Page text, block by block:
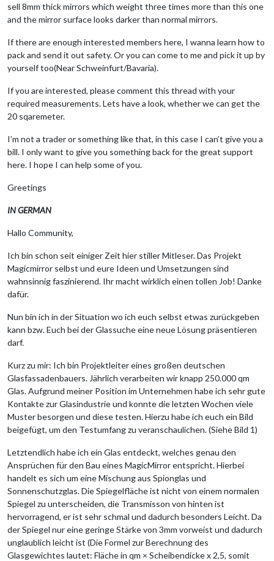
sell 8mm thick mirrors which weight three times more than this one
and the mirror surface looks darker than normal mirrors.
If there are enough interested members here, I wanna learn how to
pack and send it out safety. Or you can come to me and pick it up by
yourself too(Near Schweinfurt/Bavaria).
If you are interested, please comment this thread with your
required measurements. Lets have a look, whether we can get the
20 sqaremeter.
I’m not a trader or something like that, in this case I can’t give you a
bill. I only want to give you something back for the great support
here. I hope I can help some of you.
Greetings
IN GERMAN
Hallo Community,
Ich bin schon seit einiger Zeit hier stiller Mitleser. Das Projekt
Magicmirror selbst und eure Ideen und Umsetzungen sind
wahnsinnig faszinierend. Ihr macht wirklich einen tollen Job! Danke
dafür.
Nun bin ich in der Situation wo ich euch selbst etwas zurückgeben
kann bzw. Euch bei der Glassuche eine neue Lösung präsentieren
darf.
Kurz zu mir: Ich bin Projektleiter eines großen deutschen
Glasfassadenbauers. Jährlich verarbeiten wir knapp 250.000 qm
Glas. Aufgrund meiner Position im Unternehmen habe ich sehr gute
Kontakte zur Glasindustrie und konnte die letzten Wochen viele
Muster besorgen und diese testen. Hierzu habe ich euch ein Bild
beigefügt, um den Testumfang zu veranschaulichen. (Siehe Bild 1)
Letztendlich habe ich ein Glas entdeckt, welches genau den
Ansprüchen für den Bau eines MagicMirror entspricht. Hierbei
handelt es sich um eine Mischung aus Spionglas und
Sonnenschutzglas. Die Spiegelfläche ist nicht von einem normalen
Spiegel zu unterscheiden, die Transmisson von hinten ist
hervorragend, er ist sehr schmal und dadurch besonders Leicht. Da
der Spiegel nur eine geringe Stärke von 3mm vorweist und dadurch
unglaublich leicht ist (Die Formel zur Berechnung des
Glasgewichtes lautet: Fläche in qm × Scheibendicke x 2,5, somit